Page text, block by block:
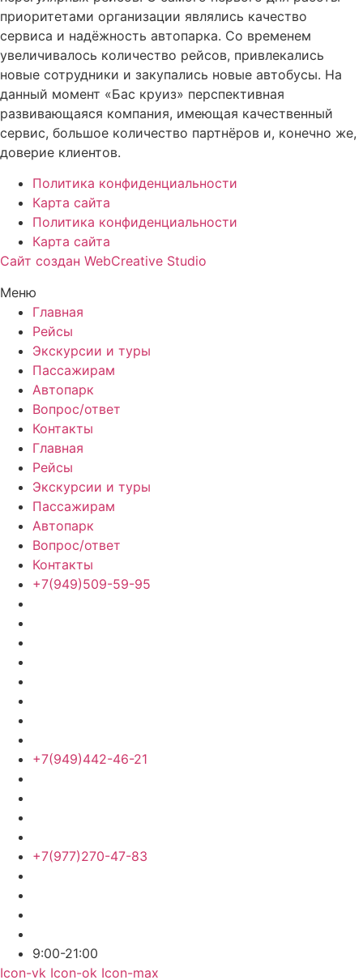
приоритетами организации являлись качество
сервиса и надёжность автопарка. Со временем
увеличивалось количество рейсов, привлекались
новые сотрудники и закупались новые автобусы. На
данный момент «Бас круиз» перспективная
развивающаяся компания, имеющая качественный
сервис, большое количество партнёров и, конечно же,
доверие клиентов.
Политика конфиденциальности
Карта сайта
Политика конфиденциальности
Карта сайта
Сайт создан WebCreative Studio
Меню
Главная
Рейсы
Экскурсии и туры
Пассажирам
Автопарк
Вопрос/ответ
Контакты
Главная
Рейсы
Экскурсии и туры
Пассажирам
Автопарк
Вопрос/ответ
Контакты
+7(949)509-59-95
+7(949)442-46-21
+7(977)270-47-83
9:00-21:00
Icon-vk Icon-ok Icon-max